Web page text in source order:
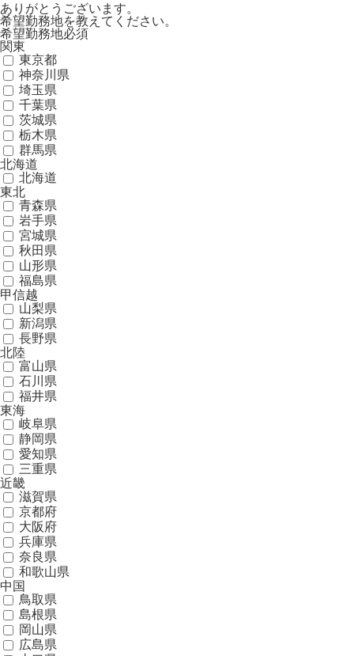
ありがとうございます。
希望勤務地を教えてください。
希望勤務地必須
関東
東京都
神奈川県
埼玉県
千葉県
茨城県
栃木県
群馬県
北海道
北海道
東北
青森県
岩手県
宮城県
秋田県
山形県
福島県
甲信越
山梨県
新潟県
長野県
北陸
富山県
石川県
福井県
東海
岐阜県
静岡県
愛知県
三重県
近畿
滋賀県
京都府
大阪府
兵庫県
奈良県
和歌山県
中国
鳥取県
島根県
岡山県
広島県